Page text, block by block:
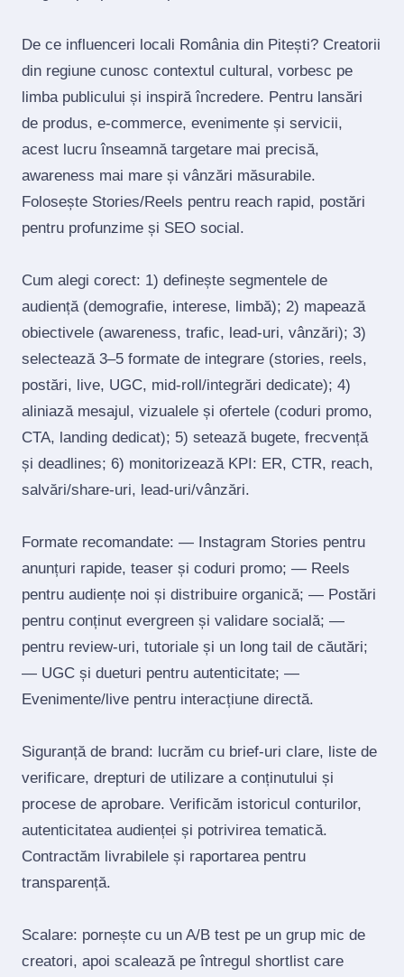
De ce influenceri locali România din Pitești? Creatorii
din regiune cunosc contextul cultural, vorbesc pe
limba publicului și inspiră încredere. Pentru lansări
de produs, e‑commerce, evenimente și servicii,
acest lucru înseamnă targetare mai precisă,
awareness mai mare și vânzări măsurabile.
Folosește Stories/Reels pentru reach rapid, postări
pentru profunzime și SEO social.
Cum alegi corect: 1) definește segmentele de
audiență (demografie, interese, limbă); 2) mapează
obiectivele (awareness, trafic, lead‑uri, vânzări); 3)
selectează 3–5 formate de integrare (stories, reels,
postări, live, UGC, mid‑roll/integrări dedicate); 4)
aliniază mesajul, vizualele și ofertele (coduri promo,
CTA, landing dedicat); 5) setează bugete, frecvență
și deadlines; 6) monitorizează KPI: ER, CTR, reach,
salvări/share‑uri, lead‑uri/vânzări.
Formate recomandate: — Instagram Stories pentru
anunțuri rapide, teaser și coduri promo; — Reels
pentru audiențe noi și distribuire organică; — Postări
pentru conținut evergreen și validare socială; —
pentru review‑uri, tutoriale și un long tail de căutări;
— UGC și dueturi pentru autenticitate; —
Evenimente/live pentru interacțiune directă.
Siguranță de brand: lucrăm cu brief‑uri clare, liste de
verificare, drepturi de utilizare a conținutului și
procese de aprobare. Verificăm istoricul conturilor,
autenticitatea audienței și potrivirea tematică.
Contractăm livrabilele și raportarea pentru
transparență.
Scalare: pornește cu un A/B test pe un grup mic de
creatori, apoi scalează pe întregul shortlist care